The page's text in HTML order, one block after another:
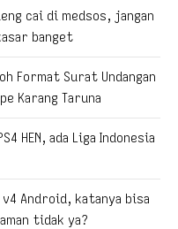
cai di medsos, jangan
banget
Format Surat Undangan
Karang Taruna
HEN, ada Liga Indonesia
Android, katanya bisa
tidak ya?